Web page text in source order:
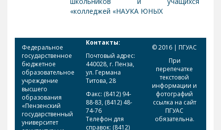
колледжей «НАУКА ЮНЫХ»
Федеральное
государственное
бюджетное
образовательное
учреждение
высшего
образования
«Пензенский
государственный
университет
Контакты:
Почтовый адрес:
440028, г. Пенза,
ул. Германа
Титова, 28
Факс: (8412) 94-
88-83, (8412) 48-
74-76
Телефон для
справок: (8412)
© 2016 | ПГУАС
При
перепечатке
текстовой
информации и
фотографий
ссылка на сайт
ПГУАС
обязательна.